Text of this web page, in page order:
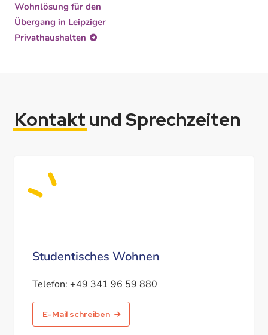
Wohnlösung für den
Übergang in Leipziger
Privathaushalten
Kontakt und Sprechzeiten
Studentisches Wohnen
Telefon: +49 341 96 59 880
E-Mail schreiben